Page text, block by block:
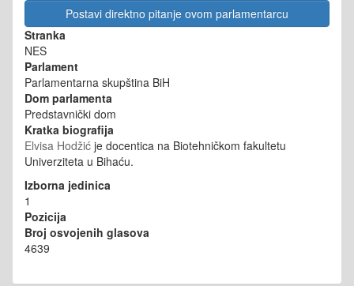
Postavi direktno pitanje ovom parlamentarcu
Stranka
NES
Parlament
Parlamentarna skupština BiH
Dom parlamenta
Predstavnički dom
Kratka biografija
Elvisa Hodžić je docentica na Biotehničkom fakultetu
Univerziteta u Bihaću.
Izborna jedinica
1
Pozicija
Broj osvojenih glasova
4639